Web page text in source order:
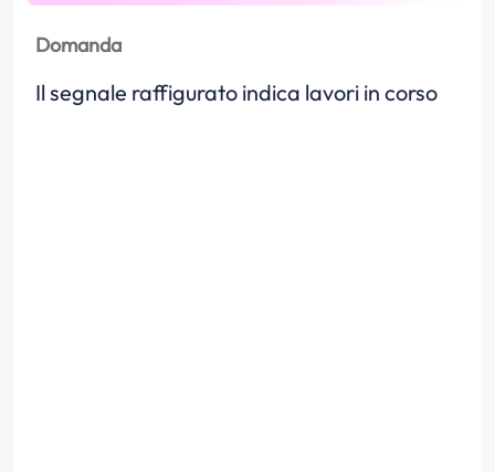
Domanda
Il segnale raffigurato indica lavori in corso